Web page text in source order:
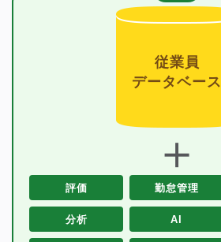
従業員
データベース
＋
評価 勤怠管理
分析 AI